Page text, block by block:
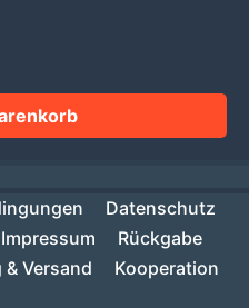
Datenschutz
Impressum
Rückgabe
Versand Kooperation